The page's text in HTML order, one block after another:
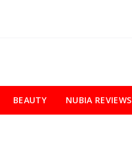
BEAUTY NUBIA REVIEWS